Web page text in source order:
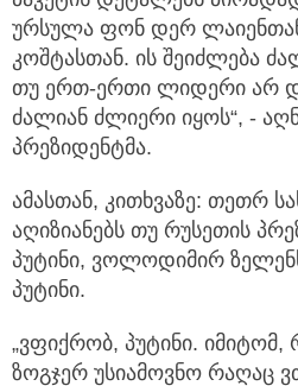
ურსულა ფონ დერ
კოშტასთან. ის შეიძლება
თუ ერთ-ერთი ლიდერი არ
ძალიან ძლიერი იყოს“, -
პრეზიდენტმა.
ამასთან, კითხვაზე: თეთრ
აღიზიანებს თუ რუსეთის
პუტინი, ვოლოდიმირ
პუტინი.
„ვფიქრობ, პუტინი. იმიტომ,
ზოგჯერ უსიამოვნო რაღაც